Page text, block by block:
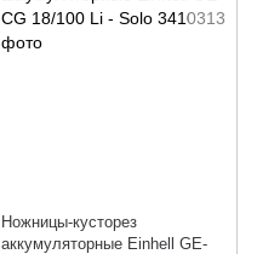
Ножницы-кусторез
аккумуляторные Einhell GE-